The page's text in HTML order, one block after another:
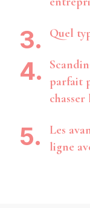
Quel
parfait
Les
ligne